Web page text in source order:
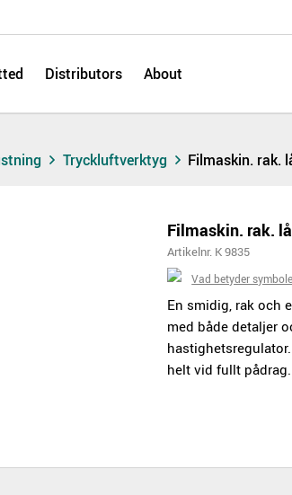
Distributors About
Tryckluftverktyg Filmaskin. rak.
Filmaskin. rak.
Artikelnr. K 9835
Vad betyder
En smidig, rak och
med både detaljer
helt vid fullt